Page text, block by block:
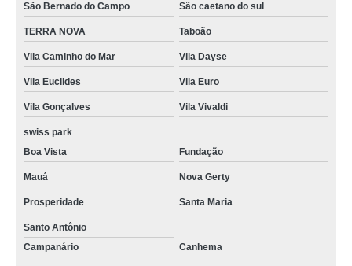
São Bernado do Campo São caetano do sul
TERRA NOVA Taboão
Vila Caminho do Mar Vila Dayse
Vila Euclides Vila Euro
Vila Gonçalves Vila Vivaldi
swiss park
Boa Vista
Fundação
Mauá Nova Gerty
Prosperidade Santa Maria
Santo Antônio
Campanário
Canhema